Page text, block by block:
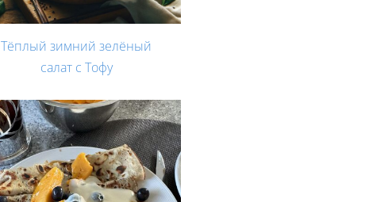
Тёплый зимний зелёный
салат с Тофу